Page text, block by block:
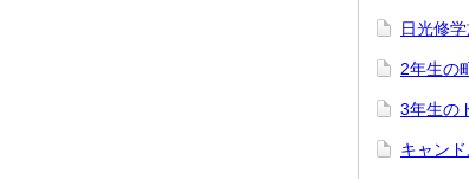
日光修
2年生の
3年生の
キャン